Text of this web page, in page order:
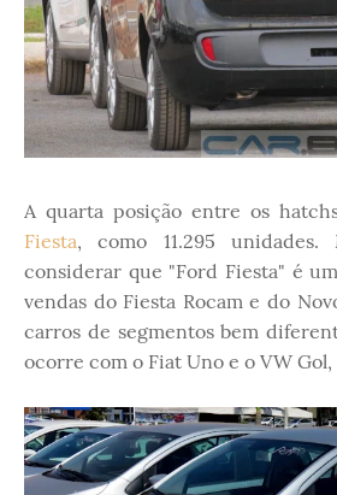
A quarta posição entre os
Fiesta, como 11.295
considerar que "Ford Fiesta" é
vendas do Fiesta Rocam e do
carros de segmentos bem
ocorre com o Fiat Uno e o VW